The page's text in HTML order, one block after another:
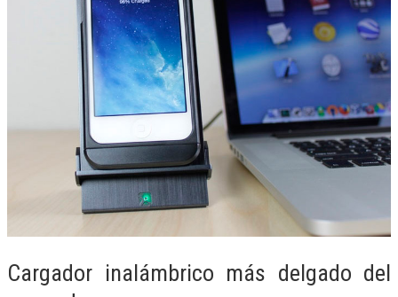
Cargador inalámbrico más delgado del